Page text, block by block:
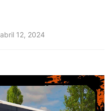
abril 12, 2024